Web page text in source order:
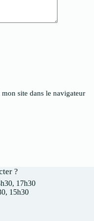
site dans le navigateur
?
17h30
15h30